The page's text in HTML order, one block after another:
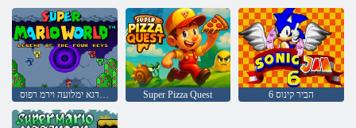
Super Pizza Quest 6 הביר קינוס